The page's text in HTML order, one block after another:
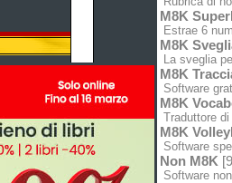
M8K
Estrae 6
M8K
La sveglia
M8K
Software
M8K
Traduttore
M8K
Software
Non M8K
Software